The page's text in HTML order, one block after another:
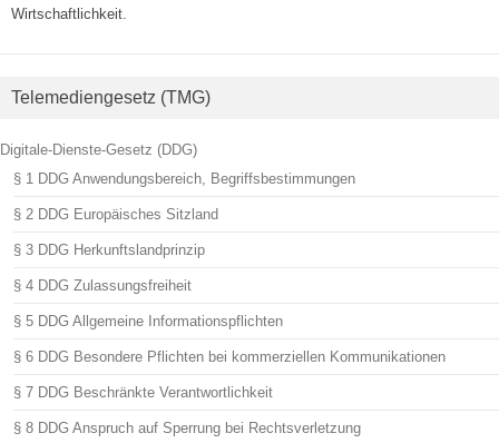
Wirtschaftlichkeit.
Telemediengesetz (TMG)
Digitale-Dienste-Gesetz (DDG)
§ 1 DDG Anwendungsbereich, Begriffsbestimmungen
§ 2 DDG Europäisches Sitzland
§ 3 DDG Herkunftslandprinzip
§ 4 DDG Zulassungsfreiheit
§ 5 DDG Allgemeine Informationspflichten
§ 6 DDG Besondere Pflichten bei kommerziellen Kommunikationen
§ 7 DDG Beschränkte Verantwortlichkeit
§ 8 DDG Anspruch auf Sperrung bei Rechtsverletzung